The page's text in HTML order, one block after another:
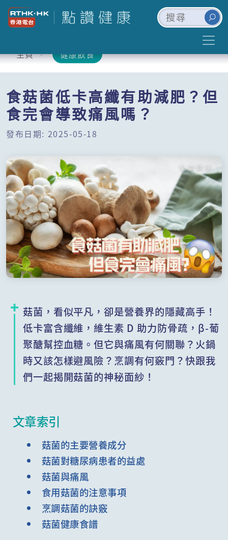
主頁 健康飲食
食菇菌低卡高纖有助減肥？但
食完會導致痛風嗎？
發布日期: 2025-05-18
菇菌，看似平凡，卻是營養界的隱藏高手！
低卡富含纖維，維生素 D 助力防骨疏，β-葡
聚醣幫控血糖。但它與痛風有何關聯？火鍋
時又該怎樣避風險？烹調有何竅門？快跟我
們一起揭開菇菌的神秘面紗！
文章索引
菇菌的主要營養成分
菇菌對糖尿病患者的益處
菇菌與痛風
食用菇菌的注意事項
烹調菇菌的訣竅
菇菌健康食譜